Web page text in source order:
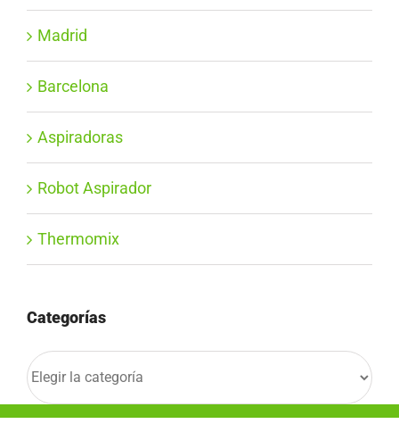
Madrid
Barcelona
Aspiradoras
Robot Aspirador
Thermomix
Categorías
Categorías